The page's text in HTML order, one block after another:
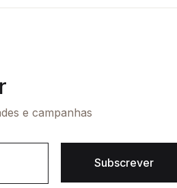
e campanhas
Subscrever